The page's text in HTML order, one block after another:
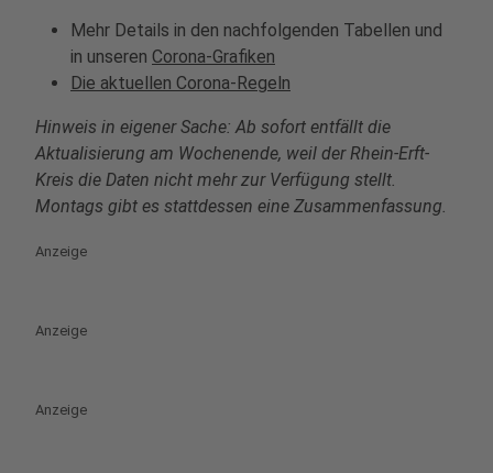
Mehr Details in den nachfolgenden Tabellen und
in unseren Corona-Grafiken
Die aktuellen Corona-Regeln
Hinweis in eigener Sache: Ab sofort entfällt die
Aktualisierung am Wochenende, weil der Rhein-Erft-
Kreis die Daten nicht mehr zur Verfügung stellt.
Montags gibt es stattdessen eine Zusammenfassung.
Anzeige
Anzeige
Anzeige